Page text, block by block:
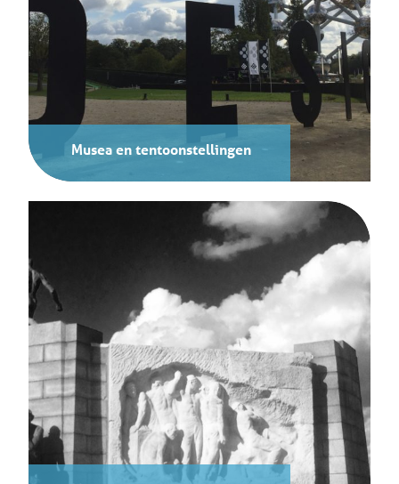
Musea en tentoonstellingen